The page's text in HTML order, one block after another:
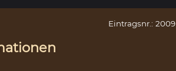
Eintragsnr.: 2009